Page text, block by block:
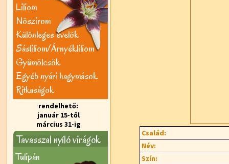
Liliom
Nõszirom
Különleges évelõk
Sásliliom/Árnyékliliom
Gyümölcsök
Egyéb nyári hagymások
Ritkaságok
rendelhető:
január 15-től
március 31-ig
Tavasszal nyíló virágok
Tulipán
Család:
Név:
Szín: